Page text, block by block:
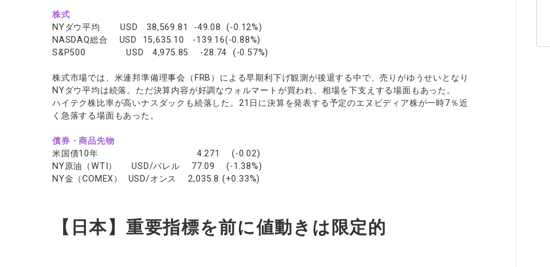
株式
NYダウ平均 USD 38,569.81 -49.08 (-0.12%)
NASDAQ総合 USD 15,635.10 -139.16(-0.88%)
S&P500 USD 4,975.85 -28.74 (-0.57%)
株式市場では、米連邦準備理事会（FRB）による早期利下げ観測が後退する中で、売りがゆうせいとなり
NYダウ平均は続落。ただ決算内容が好調なウォルマートが買われ、相場を下支えする場面もあった。
ハイテク株比率が高いナスダックも続落した。21日に決算を発表する予定のエヌビディア株が一時7％近
く急落する場面もあった。
債券・商品先物
米国債10年 4.271 (-0.02)
NY原油（WTI） USD/バレル 77.09 (-1.38%)
NY金（COMEX） USD/オンス 2,035.8 (+0.33%)
【日本】重要指標を前に値動きは限定的